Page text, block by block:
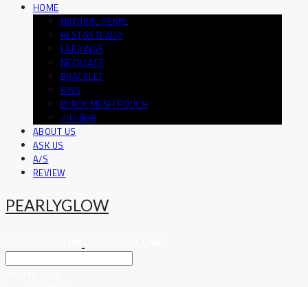
HOME
NATURAL PEARL
BEST&STEADY
EARRINGS
NECKLACE
BRACELET
RING
BLACK MESH POUCH
기타품목
ABOUT US
ASK US
A/S
REVIEW
PEARLYGLOW